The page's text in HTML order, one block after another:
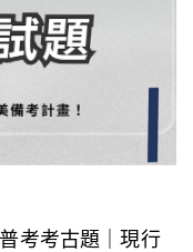
考考古題｜現行